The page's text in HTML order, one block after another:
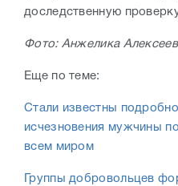
доследственную
Фото: Анжелика
Еще по теме:
Стали известны
исчезновения мужчины
всем миром
Группы добровольцев